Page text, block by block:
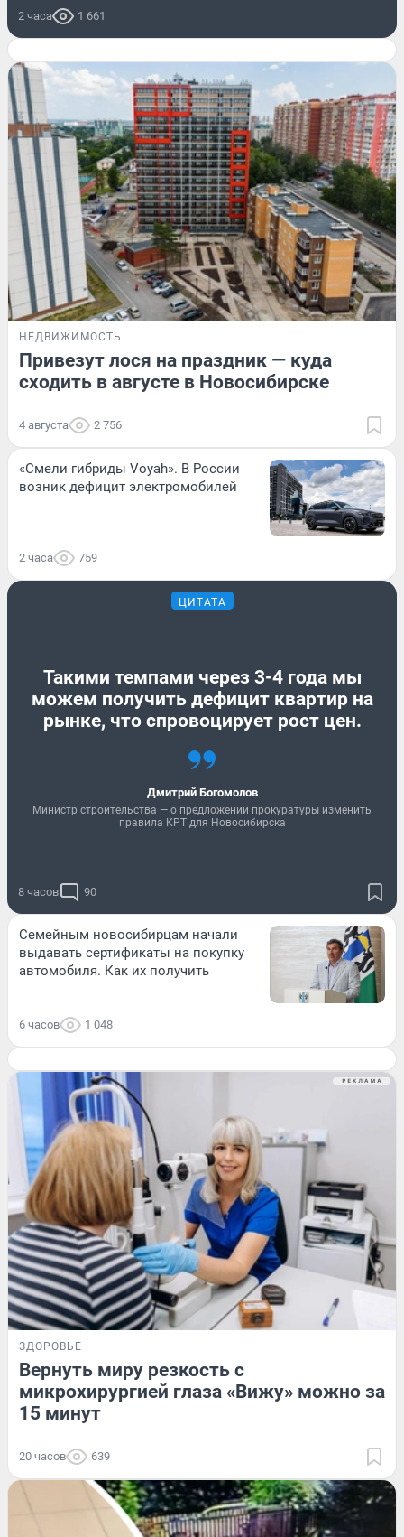
2 часа 1 661
НЕДВИЖИМОСТЬ
Привезут лося на праздник — куда
сходить в августе в Новосибирске
4 августа 2 756
«Смели гибриды Voyah». В России
возник дефицит электромобилей
2 часа 759
ЦИТАТА
Такими темпами через 3-4 года мы
можем получить дефицит квартир на
рынке, что спровоцирует рост цен.
Дмитрий Богомолов
Министр строительства — о предложении прокуратуры изменить
правила КРТ для Новосибирска
8 часов 90
Семейным новосибирцам начали
выдавать сертификаты на покупку
автомобиля. Как их получить
6 часов 1 048
ЗДОРОВЬЕ
Вернуть миру резкость с
микрохирургией глаза «Вижу» можно за
15 минут
20 часов 639